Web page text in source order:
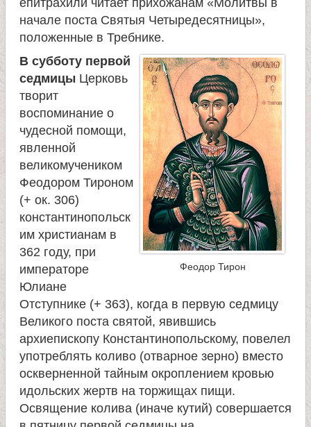
епитрахили читает прихожанам «Молитвы в
начале поста Святыя Четыредесятницы»,
положенные в Требнике.
Феодор Тирон
В субботу первой
седмицы Церковь
творит
воспоминание о
чудесной помощи,
явленной
великомучеником
Феодором Тироном
(+ ок. 306)
константинопольск
им христианам в
362 году, при
императоре
Юлиане
Отступнике (+ 363), когда в первую седмицу
Великого поста святой, явившись
архиепископу Константинопольскому, повелел
употреблять коливо (отварное зерно) вместо
оскверненной тайным окроплением кровью
идольских жертв на торжищах пищи.
Освящение колива (иначе кутий) совершается